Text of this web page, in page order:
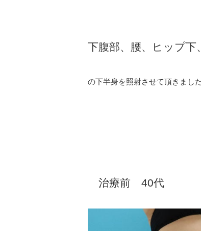
下腹部、腰、ヒップ下
の下半身を照射させて頂きました
治療前 40代